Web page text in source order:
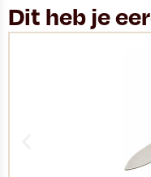
Dit heb je